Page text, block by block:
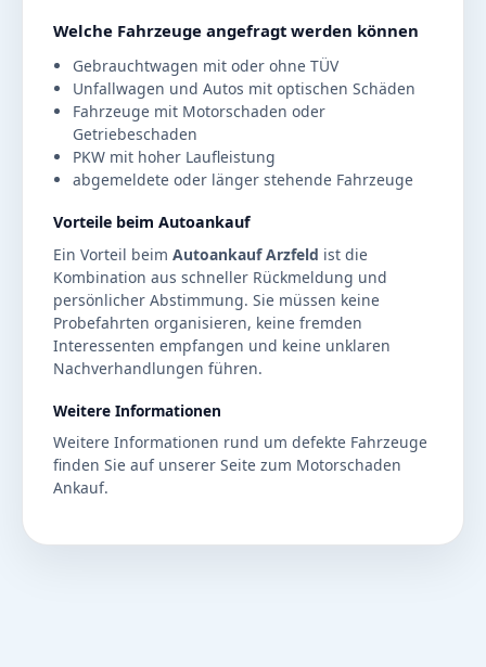
Welche Fahrzeuge angefragt werden können
Gebrauchtwagen mit oder ohne TÜV
Unfallwagen und Autos mit optischen Schäden
Fahrzeuge mit Motorschaden oder
Getriebeschaden
PKW mit hoher Laufleistung
abgemeldete oder länger stehende Fahrzeuge
Vorteile beim Autoankauf
Ein Vorteil beim Autoankauf Arzfeld ist die
Kombination aus schneller Rückmeldung und
persönlicher Abstimmung. Sie müssen keine
Probefahrten organisieren, keine fremden
Interessenten empfangen und keine unklaren
Nachverhandlungen führen.
Weitere Informationen
Weitere Informationen rund um defekte Fahrzeuge
finden Sie auf unserer Seite zum Motorschaden
Ankauf.